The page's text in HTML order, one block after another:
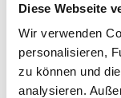
Diese Webseite
Wir verwenden
personalisieren,
zu können und
analysieren.
Cast:
Lömsch
Matthias TC
Erwin Ditzner: